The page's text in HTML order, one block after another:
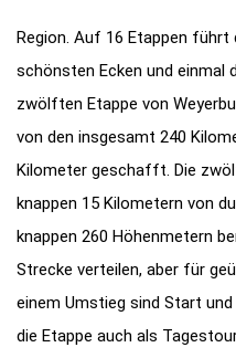
Region. Auf 16 Etappen
schönsten Ecken und einmal
zwölften Etappe von
von den insgesamt 240
Kilometer geschafft. Die
knappen 15 Kilometern von
knappen 260 Höhenmetern
Strecke verteilen, aber für
einem Umstieg sind Start
die Etappe auch als